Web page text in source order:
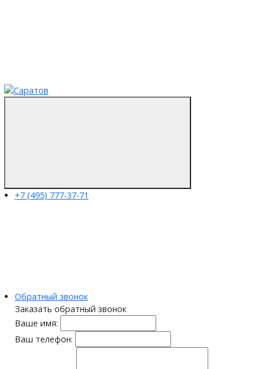
+7 (495) 777-37-71
Обратный звонок
Заказать обратный звонок
Ваше имя:
Ваш телефон: